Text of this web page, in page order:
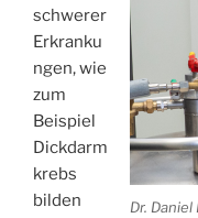
Dr.
schwerer
Erkranku
ngen, wie
zum
Beispiel
Dickdarm
krebs
bilden